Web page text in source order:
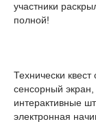
участники
полной!
Технически
сенсорный
интерактивные
электронная